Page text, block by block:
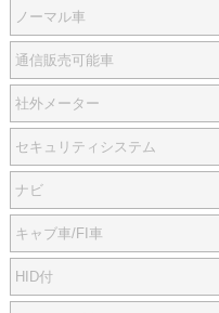
ノーマル車
通信販売可能車
社外メーター
セキュリティシステム
ナビ
キャブ車/FI車
HID付